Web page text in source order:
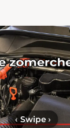
‹ Swipe›